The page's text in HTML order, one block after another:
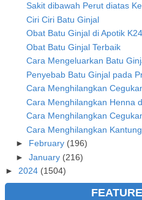
Sakit dibawah Perut diatas
Ciri Ciri Batu Ginjal
Obat Batu Ginjal di Apotik K24
Obat Batu Ginjal Terbaik
Cara Mengeluarkan Batu
Penyebab Batu Ginjal pada
Cara Menghilangkan
Cara Menghilangkan Henna
Cara Menghilangkan
Cara Menghilangkan
► February (196)
► January (216)
► 2024 (1504)